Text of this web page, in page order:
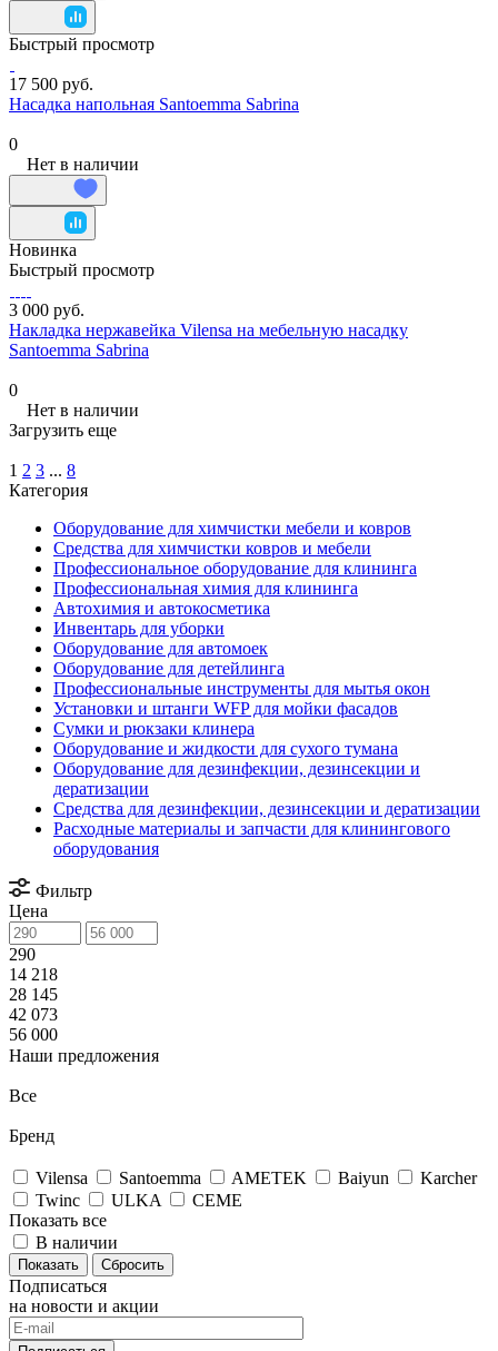
Быстрый просмотр
17 500 руб.
Насадка напольная Santoemma Sabrina
0
Нет в наличии
Новинка
Быстрый просмотр
3 000 руб.
Накладка нержавейка Vilensa на мебельную насадку
Santoemma Sabrina
0
Нет в наличии
Загрузить еще
1 2 3 ... 8
Категория
Оборудование для химчистки мебели и ковров
Средства для химчистки ковров и мебели
Профессиональное оборудование для клининга
Профессиональная химия для клининга
Автохимия и автокосметика
Инвентарь для уборки
Оборудование для автомоек
Оборудование для детейлинга
Профессиональные инструменты для мытья окон
Установки и штанги WFP для мойки фасадов
Сумки и рюкзаки клинера
Оборудование и жидкости для сухого тумана
Оборудование для дезинфекции, дезинсекции и
дератизации
Средства для дезинфекции, дезинсекции и дератизации
Расходные материалы и запчасти для клинингового
оборудования
Фильтр
Цена
290
14 218
28 145
42 073
56 000
Наши предложения
Все
Бренд
Vilensa Santoemma AMETEK Baiyun
Karcher
Twinc
ULKA
CEME
Показать все
В наличии
Сбросить
Подписаться
на новости и акции